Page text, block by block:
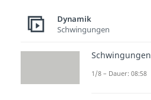
Dynamik
Schwingungen
Schwingungen
1/8 – Dauer: 08:58